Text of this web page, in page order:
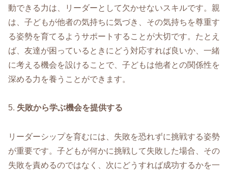
動できる力は、リーダーとして欠かせないスキルです。親
は、子どもが他者の気持ちに気づき、その気持ちを尊重す
る姿勢を育てるようサポートすることが大切です。たとえ
ば、友達が困っているときにどう対応すれば良いか、一緒
に考える機会を設けることで、子どもは他者との関係性を
深める力を養うことができます。
5. 失敗から学ぶ機会を提供する
リーダーシップを育むには、失敗を恐れずに挑戦する姿勢
が重要です。子どもが何かに挑戦して失敗した場合、その
失敗を責めるのではなく、次にどうすれば成功するかを一